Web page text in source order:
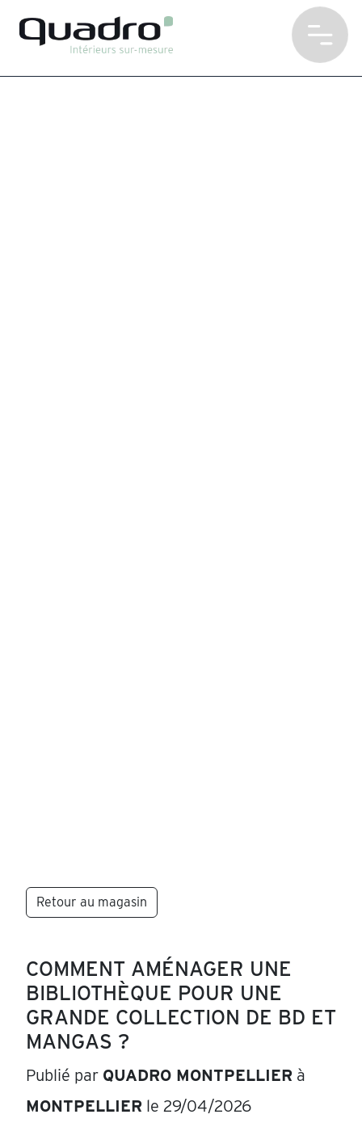
Retour au magasin
COMMENT AMÉNAGER UNE
BIBLIOTHÈQUE POUR UNE
GRANDE COLLECTION DE BD ET
MANGAS ?
Publié par QUADRO MONTPELLIER à
MONTPELLIER le 29/04/2026